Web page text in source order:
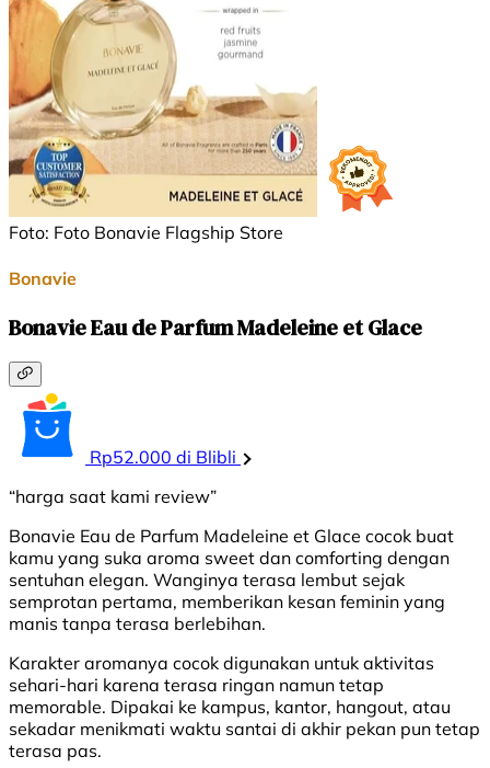
Foto: Foto Bonavie Flagship Store
Bonavie
Bonavie Eau de Parfum Madeleine et Glace
Rp52.000 di Blibli
“harga saat kami review”
Bonavie Eau de Parfum Madeleine et Glace cocok buat
kamu yang suka aroma sweet dan comforting dengan
sentuhan elegan. Wanginya terasa lembut sejak
semprotan pertama, memberikan kesan feminin yang
manis tanpa terasa berlebihan.
Karakter aromanya cocok digunakan untuk aktivitas
sehari-hari karena terasa ringan namun tetap
memorable. Dipakai ke kampus, kantor, hangout, atau
sekadar menikmati waktu santai di akhir pekan pun tetap
terasa pas.